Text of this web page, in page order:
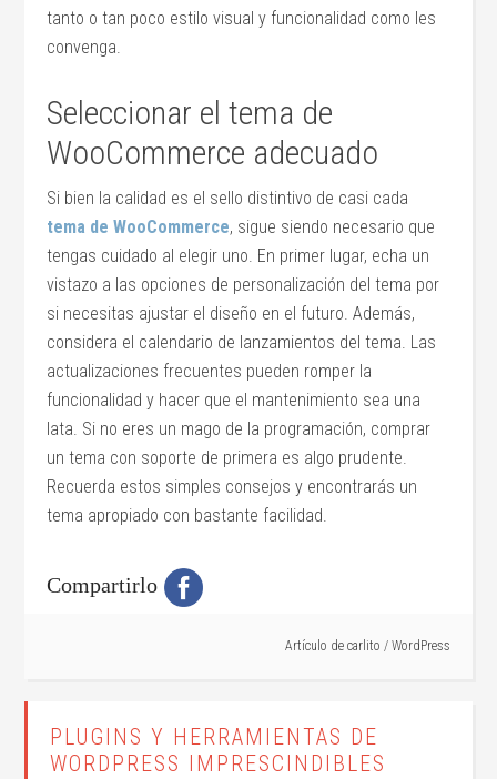
tanto o tan poco estilo visual y funcionalidad como les
convenga.
Seleccionar el tema de
WooCommerce adecuado
Si bien la calidad es el sello distintivo de casi cada
tema de WooCommerce, sigue siendo necesario que
tengas cuidado al elegir uno. En primer lugar, echa un
vistazo a las opciones de personalización del tema por
si necesitas ajustar el diseño en el futuro. Además,
considera el calendario de lanzamientos del tema. Las
actualizaciones frecuentes pueden romper la
funcionalidad y hacer que el mantenimiento sea una
lata. Si no eres un mago de la programación, comprar
un tema con soporte de primera es algo prudente.
Recuerda estos simples consejos y encontrarás un
tema apropiado con bastante facilidad.
Compartirlo
Artículo de carlito / WordPress
PLUGINS Y HERRAMIENTAS DE
WORDPRESS IMPRESCINDIBLES